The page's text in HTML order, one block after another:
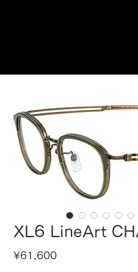
XL6 LineArt
¥61,600Price